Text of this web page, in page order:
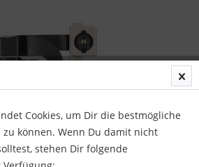
Cookies, um Dir die bestmögliche
können. Wenn Du damit nicht
stehen Dir folgende